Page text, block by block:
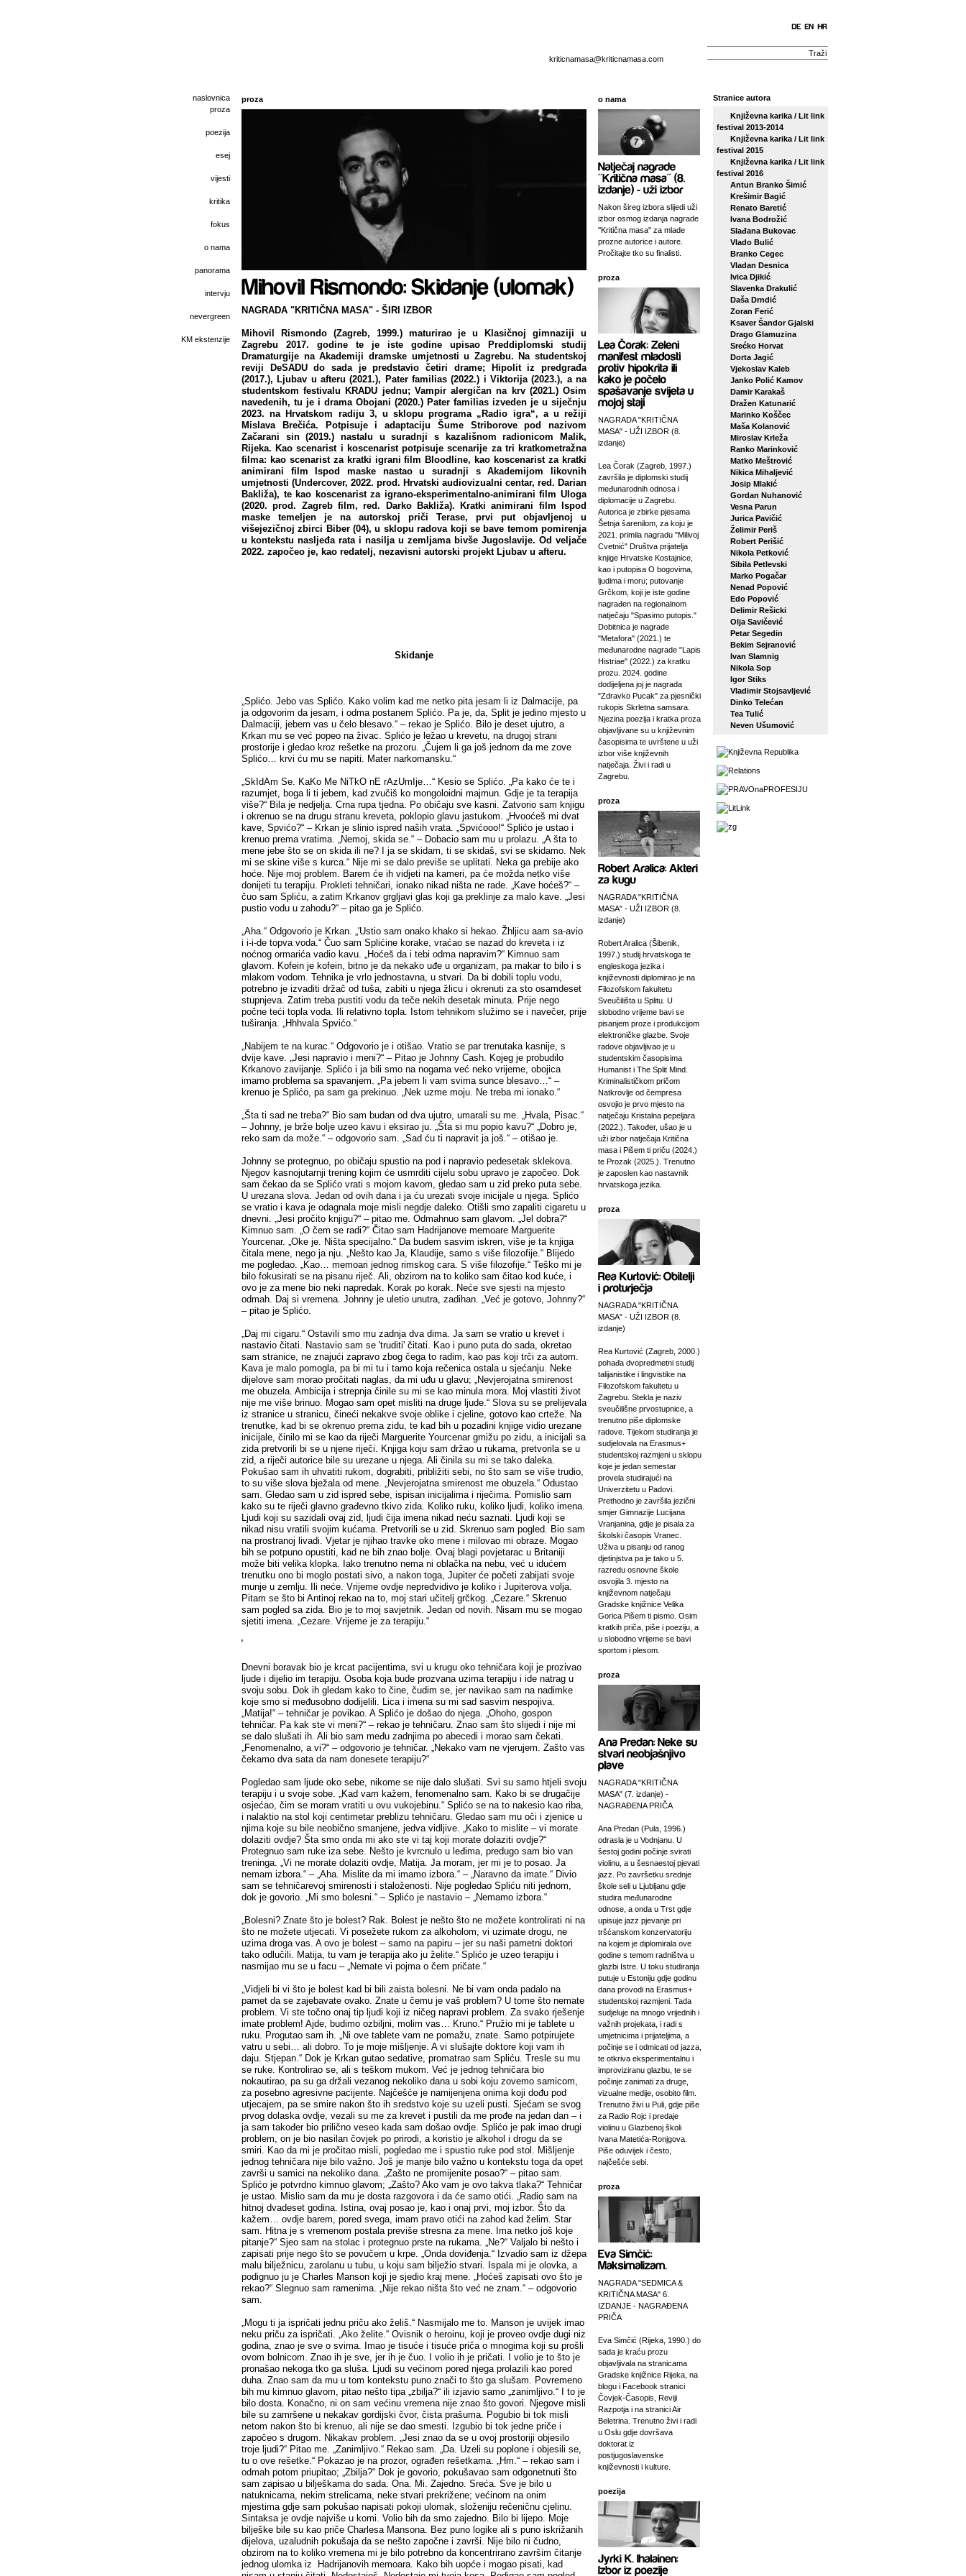
kriticnamasa@kriticnamasa.com
naslovnica
proza
poezija
esej
vijesti
kritika
fokus
o nama
panorama
intervju
nevergreen
KM ekstenzije
proza
NAGRADA "KRITIČNA MASA" - ŠIRI IZBOR
Mihovil Rismondo (Zagreb, 1999.) maturirao je u Klasičnoj gimnaziji u
Zagrebu 2017. godine te je iste godine upisao Preddiplomski studij
Dramaturgije na Akademiji dramske umjetnosti u Zagrebu. Na studentskoj
reviji DeSADU do sada je predstavio četiri drame; Hipolit iz predgrađa
(2017.), Ljubav u afteru (2021.), Pater familias (2022.) i Viktorija (2023.), a na
studentskom festivalu KRADU jednu; Vampir alergičan na krv (2021.) Osim
navedenih, tu je i drama Obojani (2020.) Pater familias izveden je u siječnju
2023. na Hrvatskom radiju 3, u sklopu programa „Radio igra“, a u režiji
Mislava Brečića. Potpisuje i adaptaciju Šume Striborove pod nazivom
Začarani sin (2019.) nastalu u suradnji s kazališnom radionicom Malik,
Rijeka. Kao scenarist i koscenarist potpisuje scenarije za tri kratkometražna
filma: kao scenarist za kratki igrani film Bloodline, kao koscenarist za kratki
animirani film Ispod maske nastao u suradnji s Akademijom likovnih
umjetnosti (Undercover, 2022. prod. Hrvatski audiovizualni centar, red. Darian
Bakliža), te kao koscenarist za igrano-eksperimentalno-animirani film Uloga
(2020. prod. Zagreb film, red. Darko Bakliža). Kratki animirani film Ispod
maske temeljen je na autorskoj priči Terase, prvi put objavljenoj u
višejezičnoj zbirci Biber (04), u sklopu radova koji se bave temom pomirenja
u kontekstu nasljeđa rata i nasilja u zemljama bivše Jugoslavije. Od veljače
2022. započeo je, kao redatelj, nezavisni autorski projekt Ljubav u afteru.
Skidanje
„Splićo. Jebo vas Splićo. Kako volim kad me netko pita jesam li iz Dalmacije, pa
ja odgovorim da jesam, i odma postanem Splićo. Pa je, da, Split je jedino mjesto u
Dalmaciji, jebem vas u čelo blesavo.“ – rekao je Splićo. Bilo je deset ujutro, a
Krkan mu se već popeo na živac. Splićo je ležao u krevetu, na drugoj strani
prostorije i gledao kroz rešetke na prozoru. „Čujem li ga još jednom da me zove
Splićo… krvi ću mu se napiti. Mater narkomansku.“
„SkIdAm Se. KaKo Me NiTkO nE rAzUmIje…“ Kesio se Splićo. „Pa kako će te i
razumjet, boga li ti jebem, kad zvučiš ko mongoloidni majmun. Gdje je ta terapija
više?“ Bila je nedjelja. Crna rupa tjedna. Po običaju sve kasni. Zatvorio sam knjigu
i okrenuo se na drugu stranu kreveta, poklopio glavu jastukom. „Hvooćeš mi dvat
kave, Spvićo?“ – Krkan je slinio ispred naših vrata. „Spvićooo!“ Splićo je ustao i
krenuo prema vratima. „Nemoj, skida se.“ – Dobacio sam mu u prolazu. „A šta to
mene jebe što se on skida ili ne? I ja se skidam, ti se skidaš, svi se skidamo. Nek
mi se skine više s kurca.“ Nije mi se dalo previše se uplitati. Neka ga prebije ako
hoće. Nije moj problem. Barem će ih vidjeti na kameri, pa će možda netko više
donijeti tu terapiju. Prokleti tehničari, ionako nikad ništa ne rade. „Kave hoćeš?“ –
čuo sam Spliću, a zatim Krkanov grgljavi glas koji ga preklinje za malo kave. „Jesi
pustio vodu u zahodu?“ – pitao ga je Splićo.
„Aha.“ Odgovorio je Krkan. „'Ustio sam onako khako si hekao. Žhljicu aam sa-avio
i i-i-de topva voda.“ Čuo sam Splićine korake, vraćao se nazad do kreveta i iz
noćnog ormarića vadio kavu. „Hoćeš da i tebi odma napravim?“ Kimnuo sam
glavom. Kofein je kofein, bitno je da nekako uđe u organizam, pa makar to bilo i s
mlakom vodom. Tehnika je vrlo jednostavna, u stvari. Da bi dobili toplu vodu,
potrebno je izvaditi držač od tuša, zabiti u njega žlicu i okrenuti za sto osamdeset
stupnjeva. Zatim treba pustiti vodu da teče nekih desetak minuta. Prije nego
počne teći topla voda. Ili relativno topla. Istom tehnikom služimo se i navečer, prije
tuširanja. „Hhhvala Spvićo.“
„Nabijem te na kurac.“ Odgovorio je i otišao. Vratio se par trenutaka kasnije, s
dvije kave. „Jesi napravio i meni?“ – Pitao je Johnny Cash. Kojeg je probudilo
Krkanovo zavijanje. Splićo i ja bili smo na nogama već neko vrijeme, obojica
imamo problema sa spavanjem. „Pa jebem li vam svima sunce blesavo…“ –
krenuo je Splićo, pa sam ga prekinuo. „Nek uzme moju. Ne treba mi ionako.“
„Šta ti sad ne treba?“ Bio sam budan od dva ujutro, umarali su me. „Hvala, Pisac.“
– Johnny, je brže bolje uzeo kavu i eksirao ju. „Šta si mu popio kavu?“ „Dobro je,
reko sam da može.“ – odgovorio sam. „Sad ću ti napravit ja još.“ – otišao je.
Johnny se protegnuo, po običaju spustio na pod i napravio pedesetak sklekova.
Njegov kasnojutarnji trening kojim će usmrditi cijelu sobu upravo je započeo. Dok
sam čekao da se Splićo vrati s mojom kavom, gledao sam u zid preko puta sebe.
U urezana slova. Jedan od ovih dana i ja ću urezati svoje inicijale u njega. Splićo
se vratio i kava je odagnala moje misli negdje daleko. Otišli smo zapaliti cigaretu u
dnevni. „Jesi pročito knjigu?“ – pitao me. Odmahnuo sam glavom. „Jel dobra?“
Kimnuo sam. „O čem se radi?“ Čitao sam Hadrijanove memoare Marguerite
Yourcenar. „Oke je. Ništa specijalno.“ Da budem sasvim iskren, više je ta knjiga
čitala mene, nego ja nju. „Nešto kao Ja, Klaudije, samo s više filozofije.“ Blijedo
me pogledao. „Kao… memoari jednog rimskog cara. S više filozofije.“ Teško mi je
bilo fokusirati se na pisanu riječ. Ali, obzirom na to koliko sam čitao kod kuće, i
ovo je za mene bio neki napredak. Korak po korak. Neće sve sjesti na mjesto
odmah. Daj si vremena. Johnny je uletio unutra, zadihan. „Već je gotovo, Johnny?“
– pitao je Splićo.
„Daj mi cigaru.“ Ostavili smo mu zadnja dva dima. Ja sam se vratio u krevet i
nastavio čitati. Nastavio sam se 'truditi' čitati. Kao i puno puta do sada, okretao
sam stranice, ne znajući zapravo zbog čega to radim, kao pas koji trči za autom.
Kava je malo pomogla, pa bi mi tu i tamo koja rečenica ostala u sjećanju. Neke
dijelove sam morao pročitati naglas, da mi uđu u glavu; „Nevjerojatna smirenost
me obuzela. Ambicija i strepnja činile su mi se kao minula mora. Moj vlastiti život
nije me više brinuo. Mogao sam opet misliti na druge ljude.“ Slova su se prelijevala
iz stranice u stranicu, čineći nekakve svoje oblike i cjeline, gotovo kao crteže. Na
trenutke, kad bi se okrenuo prema zidu, te kad bih u pozadini knjige vidio urezane
inicijale, činilo mi se kao da riječi Marguerite Yourcenar gmižu po zidu, a inicijali sa
zida pretvorili bi se u njene riječi. Knjiga koju sam držao u rukama, pretvorila se u
zid, a riječi autorice bile su urezane u njega. Ali činila su mi se tako daleka.
Pokušao sam ih uhvatiti rukom, dograbiti, približiti sebi, no što sam se više trudio,
to su više slova bježala od mene. „Nevjerojatna smirenost me obuzela.“ Odustao
sam. Gledao sam u zid ispred sebe, ispisan inicijalima i riječima. Pomislio sam
kako su te riječi glavno građevno tkivo zida. Koliko ruku, koliko ljudi, koliko imena.
Ljudi koji su sazidali ovaj zid, ljudi čija imena nikad neću saznati. Ljudi koji se
nikad nisu vratili svojim kućama. Pretvorili se u zid. Skrenuo sam pogled. Bio sam
na prostranoj livadi. Vjetar je njihao travke oko mene i milovao mi obraze. Mogao
bih se potpuno opustiti, kad ne bih znao bolje. Ovaj blagi povjetarac u Britaniji
može biti velika klopka. Iako trenutno nema ni oblačka na nebu, već u idućem
trenutku ono bi moglo postati sivo, a nakon toga, Jupiter će početi zabijati svoje
munje u zemlju. Ili neće. Vrijeme ovdje nepredvidivo je koliko i Jupiterova volja.
Pitam se što bi Antinoj rekao na to, moj stari učitelj grčkog. „Cezare.“ Skrenuo
sam pogled sa zida. Bio je to moj savjetnik. Jedan od novih. Nisam mu se mogao
sjetiti imena. „Cezare. Vrijeme je za terapiju.“
⃰
Dnevni boravak bio je krcat pacijentima, svi u krugu oko tehničara koji je prozivao
ljude i dijelio im terapiju. Osoba koja bude prozvana uzima terapiju i ide natrag u
svoju sobu. Dok ih gledam kako to čine, čudim se, jer navikao sam na nadimke
koje smo si međusobno dodijelili. Lica i imena su mi sad sasvim nespojiva.
„Matija!“ – tehničar je povikao. A Splićo je došao do njega. „Ohoho, gospon
tehničar. Pa kak ste vi meni?“ – rekao je tehničaru. Znao sam što slijedi i nije mi
se dalo slušati ih. Ali bio sam među zadnjima po abecedi i morao sam čekati.
„Fenomenalno, a vi?“ – odgovorio je tehničar. „Nekako vam ne vjerujem. Zašto vas
čekamo dva sata da nam donesete terapiju?“
Pogledao sam ljude oko sebe, nikome se nije dalo slušati. Svi su samo htjeli svoju
terapiju i u svoje sobe. „Kad vam kažem, fenomenalno sam. Kako bi se drugačije
osjećao, čim se moram vratiti u ovu vukojebinu.“ Splićo se na to nakesio kao riba,
i nalaktio na stol koji centimetar preblizu tehničaru. Gledao sam mu oči i zjenice u
njima koje su bile neobično smanjene, jedva vidljive. „Kako to mislite – vi morate
dolaziti ovdje? Šta smo onda mi ako ste vi taj koji morate dolaziti ovdje?“
Protegnuo sam ruke iza sebe. Nešto je kvrcnulo u leđima, predugo sam bio van
treninga. „Vi ne morate dolaziti ovdje, Matija. Ja moram, jer mi je to posao. Ja
nemam izbora.“ – „Aha. Mislite da mi imamo izbora.“ – „Naravno da imate.“ Divio
sam se tehničarevoj smirenosti i staloženosti. Nije pogledao Spliću niti jednom,
dok je govorio. „Mi smo bolesni.“ – Splićo je nastavio – „Nemamo izbora.“
„Bolesni? Znate što je bolest? Rak. Bolest je nešto što ne možete kontrolirati ni na
što ne možete utjecati. Vi posežete rukom za alkoholom, vi uzimate drogu, ne
uzima droga vas. A ovo je bolest – samo na papiru – jer su naši pametni doktori
tako odlučili. Matija, tu vam je terapija ako ju želite.“ Splićo je uzeo terapiju i
nasmijao mu se u facu – „Nemate vi pojma o čem pričate.“
„Vidjeli bi vi što je bolest kad bi bili zaista bolesni. Ne bi vam onda padalo na
pamet da se zajebavate ovako. Znate u čemu je vaš problem? U tome što nemate
problem. Vi ste točno onaj tip ljudi koji iz ničeg napravi problem. Za svako rješenje
imate problem! Ajde, budimo ozbiljni, molim vas… Kruno.“ Pružio mi je tablete u
ruku. Progutao sam ih. „Ni ove tablete vam ne pomažu, znate. Samo potpirujete
vatru u sebi… ali dobro. To je moje mišljenje. A vi slušajte doktore koji vam ih
daju. Stjepan.“ Dok je Krkan gutao sedative, promatrao sam Spliću. Tresle su mu
se ruke. Kontrolirao se, ali s teškom mukom. Već je jednog tehničara bio
nokautirao, pa su ga držali vezanog nekoliko dana u sobi koju zovemo samicom,
za posebno agresivne pacijente. Najčešće je namijenjena onima koji dođu pod
utjecajem, pa se smire nakon što ih sredstvo koje su uzeli pusti. Sjećam se svog
prvog dolaska ovdje, vezali su me za krevet i pustili da me prođe na jedan dan – i
ja sam također bio prilično veseo kada sam došao ovdje. Splićo je pak imao drugi
problem, on je bio nasilan čovjek po prirodi, a koristio je alkohol i drogu da se
smiri. Kao da mi je pročitao misli, pogledao me i spustio ruke pod stol. Mišljenje
jednog tehničara nije bilo važno. Još je manje bilo važno u kontekstu toga da opet
završi u samici na nekoliko dana. „Zašto ne promijenite posao?“ – pitao sam.
Splićo je potvrdno kimnuo glavom; „Zašto? Ako vam je ovo takva tlaka?“ Tehničar
je ustao. Mislio sam da mu je dosta razgovora i da će samo otići. „Radio sam na
hitnoj dvadeset godina. Istina, ovaj posao je, kao i onaj prvi, moj izbor. Što da
kažem… ovdje barem, pored svega, imam pravo otići na zahod kad želim. Star
sam. Hitna je s vremenom postala previše stresna za mene. Ima netko još koje
pitanje?“ Sjeo sam na stolac i protegnuo prste na rukama. „Ne?“ Valjalo bi nešto i
zapisati prije nego što se povučem u krpe. „Onda doviđenja.“ Izvadio sam iz džepa
malu bilježnicu, zarolanu u tubu, u koju sam bilježio stvari. Ispala mi je olovka, a
podignuo ju je Charles Manson koji je sjedio kraj mene. „Hoćeš zapisati ovo što je
rekao?“ Slegnuo sam ramenima. „Nije rekao ništa što već ne znam.“ – odgovorio
sam.
„Mogu ti ja ispričati jednu priču ako želiš.“ Nasmijalo me to. Manson je uvijek imao
neku priču za ispričati. „Ako želite.“ Ovisnik o heroinu, koji je proveo ovdje dugi niz
godina, znao je sve o svima. Imao je tisuće i tisuće priča o mnogima koji su prošli
ovom bolnicom. Znao ih je sve, jer ih je čuo. I volio ih je pričati. I volio je to što je
pronašao nekoga tko ga sluša. Ljudi su većinom pored njega prolazili kao pored
duha. Znao sam da mu u tom kontekstu puno znači to što ga slušam. Povremeno
bih mu kimnuo glavom, pitao nešto tipa „zbilja?“ ili izjavio samo „zanimljivo.“ I to je
bilo dosta. Konačno, ni on sam većinu vremena nije znao što govori. Njegove misli
bile su zamršene u nekakav gordijski čvor, čista prašuma. Pogubio bi tok misli
netom nakon što bi krenuo, ali nije se dao smesti. Izgubio bi tok jedne priče i
započeo s drugom. Nikakav problem. „Jesi znao da se u ovoj prostoriji objesilo
troje ljudi?“ Pitao me. „Zanimljivo.“ Rekao sam. „Da. Uzeli su poplone i objesili se,
tu o ove rešetke.“ Pokazao je na prozor, ograđen rešetkama. „Hm.“ – rekao sam i
odmah potom priupitao; „Zbilja?“ Dok je govorio, pokušavao sam odgonetnuti što
sam zapisao u bilješkama do sada. Ona. Mi. Zajedno. Sreća. Sve je bilo u
natuknicama, nekim strelicama, neke stvari prekrižene; većinom na onim
mjestima gdje sam pokušao napisati pokoji ulomak, složeniju rečeničnu cjelinu.
Sintaksa je ovdje najviše u komi. Volio bih da smo zajedno. Bilo bi lijepo. Moje
bilješke bile su kao priče Charlesa Mansona. Bez puno logike ali s puno iskrižanih
dijelova, uzaludnih pokušaja da se nešto započne i završi. Nije bilo ni čudno,
obzirom na to koliko vremena mi je bilo potrebno da koncentrirano završim čitanje
jednog ulomka iz Hadrijanovih memoara. Kako bih uopće i mogao pisati, kad
o nama
Nakon šireg izbora slijedi uži
izbor osmog izdanja nagrade
''Kritična masa'' za mlade
prozne autorice i autore.
Pročitajte tko su finalisti.
proza
NAGRADA "KRITIČNA
MASA" - UŽI IZBOR (8.
izdanje)
Lea Čorak (Zagreb, 1997.)
završila je diplomski studij
međunarodnih odnosa i
diplomacije u Zagrebu.
Autorica je zbirke pjesama
Šetnja šarenilom, za koju je
2021. primila nagradu "Milivoj
Cvetnić" Društva prijatelja
knjige Hrvatske Kostajnice,
kao i putopisa O bogovima,
ljudima i moru; putovanje
Grčkom, koji je iste godine
nagrađen na regionalnom
natječaju "Spasimo putopis."
Dobitnica je nagrade
"Metafora" (2021.) te
međunarodne nagrade "Lapis
Histriae" (2022.) za kratku
prozu. 2024. godine
dodijeljena joj je nagrada
"Zdravko Pucak" za pjesnički
rukopis Skrletna samsara.
Njezina poezija i kratka proza
objavljivane su u književnim
časopisima te uvrštene u uži
izbor više književnih
natječaja. Živi i radi u
Zagrebu.
proza
NAGRADA "KRITIČNA
MASA" - UŽI IZBOR (8.
izdanje)
Robert Aralica (Šibenik,
1997.) studij hrvatskoga te
engleskoga jezika i
književnosti diplomirao je na
Filozofskom fakultetu
Sveučilišta u Splitu. U
slobodno vrijeme bavi se
pisanjem proze i produkcijom
elektroničke glazbe. Svoje
radove objavljivao je u
studentskim časopisima
Humanist i The Split Mind.
Kriminalističkom pričom
Natkrovlje od čempresa
osvojio je prvo mjesto na
natječaju Kristalna pepeljara
(2022.). Također, ušao je u
uži izbor natječaja Kritična
masa i Pišem ti priču (2024.)
te Prozak (2025.). Trenutno
je zaposlen kao nastavnik
hrvatskoga jezika.
proza
NAGRADA "KRITIČNA
MASA" - UŽI IZBOR (8.
izdanje)
Rea Kurtović (Zagreb, 2000.)
pohađa dvopredmetni studij
talijanistike i lingvistike na
Filozofskom fakultetu u
Zagrebu. Stekla je naziv
sveučilišne prvostupnice, a
trenutno piše diplomske
radove. Tijekom studiranja je
sudjelovala na Erasmus+
studentskoj razmjeni u sklopu
koje je jedan semestar
provela studirajući na
Univerzitetu u Padovi.
Prethodno je završila jezični
smjer Gimnazije Lucijana
Vranjanina, gdje je pisala za
školski časopis Vranec.
Uživa u pisanju od ranog
djetinjstva pa je tako u 5.
razredu osnovne škole
osvojila 3. mjesto na
književnom natječaju
Gradske knjižnice Velika
Gorica Pišem ti pismo. Osim
kratkih priča, piše i poeziju, a
u slobodno vrijeme se bavi
sportom i plesom.
proza
NAGRADA "KRITIČNA
MASA" (7. izdanje) -
NAGRAĐENA PRIČA
Ana Predan (Pula, 1996.)
odrasla je u Vodnjanu. U
šestoj godini počinje svirati
violinu, a u šesnaestoj pjevati
jazz. Po završetku srednje
škole seli u Ljubljanu gdje
studira međunarodne
odnose, a onda u Trst gdje
upisuje jazz pjevanje pri
tršćanskom konzervatoriju
na kojem je diplomirala ove
godine s temom radništva u
glazbi Istre. U toku studiranja
putuje u Estoniju gdje godinu
dana provodi na Erasmus+
studentskoj razmjeni. Tada
sudjeluje na mnogo vrijednih i
važnih projekata, i radi s
umjetnicima i prijateljima, a
počinje se i odmicati od jazza,
te otkriva eksperimentalnu i
improviziranu glazbu, te se
počinje zanimati za druge,
vizualne medije, osobito film.
Trenutno živi u Puli, gdje piše
za Radio Rojc i predaje
violinu u Glazbenoj školi
Ivana Matetića-Ronjgova.
Piše oduvijek i često,
najčešće sebi.
proza
NAGRADA "SEDMICA &
KRITIČNA MASA" 6.
IZDANJE - NAGRAĐENA
PRIČA
Eva Simčić (Rijeka, 1990.) do
sada je kraću prozu
objavljivala na stranicama
Gradske knjižnice Rijeka, na
blogu i Facebook stranici
Čovjek-Časopis, Reviji
Razpotja i na stranici Air
Beletrina. Trenutno živi i radi
u Oslu gdje dovršava
doktorat iz
postjugoslavenske
književnosti i kulture.
poezija
Stranice autora
Književna karika / Lit link
festival 2013-2014
Književna karika / Lit link
festival 2015
Književna karika / Lit link
festival 2016
Antun Branko Šimić
Krešimir Bagić
Renato Baretić
Ivana Bodrožić
Slađana Bukovac
Vlado Bulić
Branko Cegec
Vladan Desnica
Ivica Djikić
Slavenka Drakulić
Daša Drndić
Zoran Ferić
Ksaver Šandor Gjalski
Drago Glamuzina
Srećko Horvat
Dorta Jagić
Vjekoslav Kaleb
Janko Polić Kamov
Damir Karakaš
Dražen Katunarić
Marinko Koščec
Maša Kolanović
Miroslav Krleža
Ranko Marinković
Matko Meštrović
Nikica Mihaljević
Josip Mlakić
Gordan Nuhanović
Vesna Parun
Jurica Pavičić
Želimir Periš
Robert Perišić
Nikola Petković
Sibila Petlevski
Marko Pogačar
Nenad Popović
Edo Popović
Delimir Rešicki
Olja Savičević
Petar Segedin
Bekim Sejranović
Ivan Slamnig
Nikola Sop
Igor Stiks
Vladimir Stojsavljević
Dinko Telećan
Tea Tulić
Neven Ušumović